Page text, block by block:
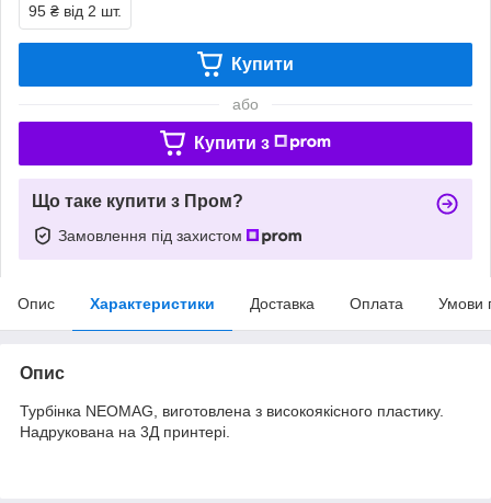
95 ₴ від 2 шт.
Купити
або
Купити з
Що таке купити з Пром?
Замовлення під захистом
Опис Характеристики Доставка Оплата Умови
Опис
Турбінка NEOMAG, виготовлена з високоякісного пластику.
Надрукована на 3Д принтері.